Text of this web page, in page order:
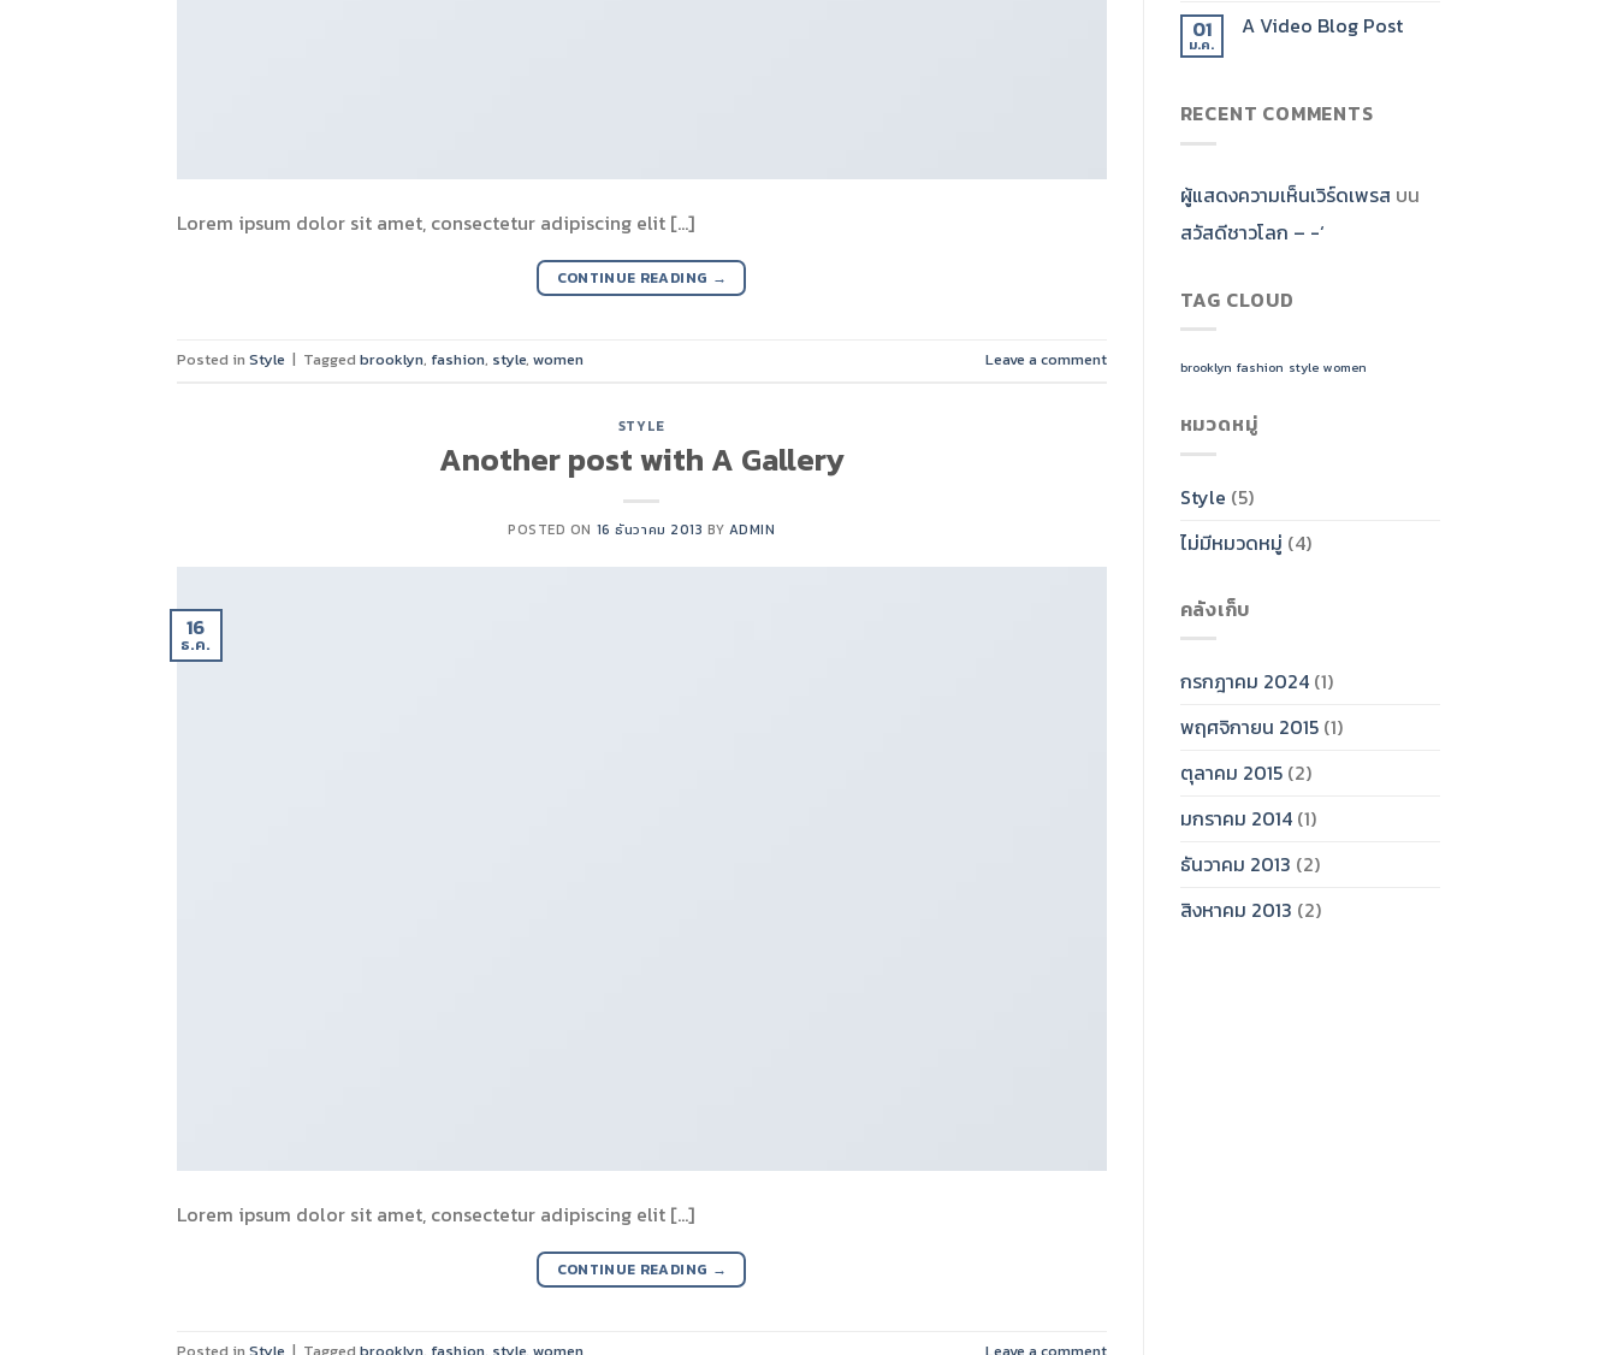
Lorem ipsum dolor sit amet, consectetur adipiscing elit […]
CONTINUE READING →
Posted in Style | Tagged brooklyn, fashion, style, women Leave a comment
STYLE
Another post with A Gallery
POSTED ON 16 ธันวาคม 2013 BY ADMIN
16
ธ.ค.
Lorem ipsum dolor sit amet, consectetur adipiscing elit […]
CONTINUE READING →
01
ม.ค.
A Video Blog Post
RECENT COMMENTS
ผู้แสดงความเห็นเวิร์ดเพรส บน
สวัสดีชาวโลก – -‘
TAG CLOUD
brooklyn fashion style women
หมวดหมู่
Style (5)
ไม่มีหมวดหมู่ (4)
คลังเก็บ
กรกฎาคม 2024(1)
พฤศจิกายน 2015(1)
ตุลาคม 2015(2)
มกราคม 2014(1)
ธันวาคม 2013 (2)
สิงหาคม 2013 (2)